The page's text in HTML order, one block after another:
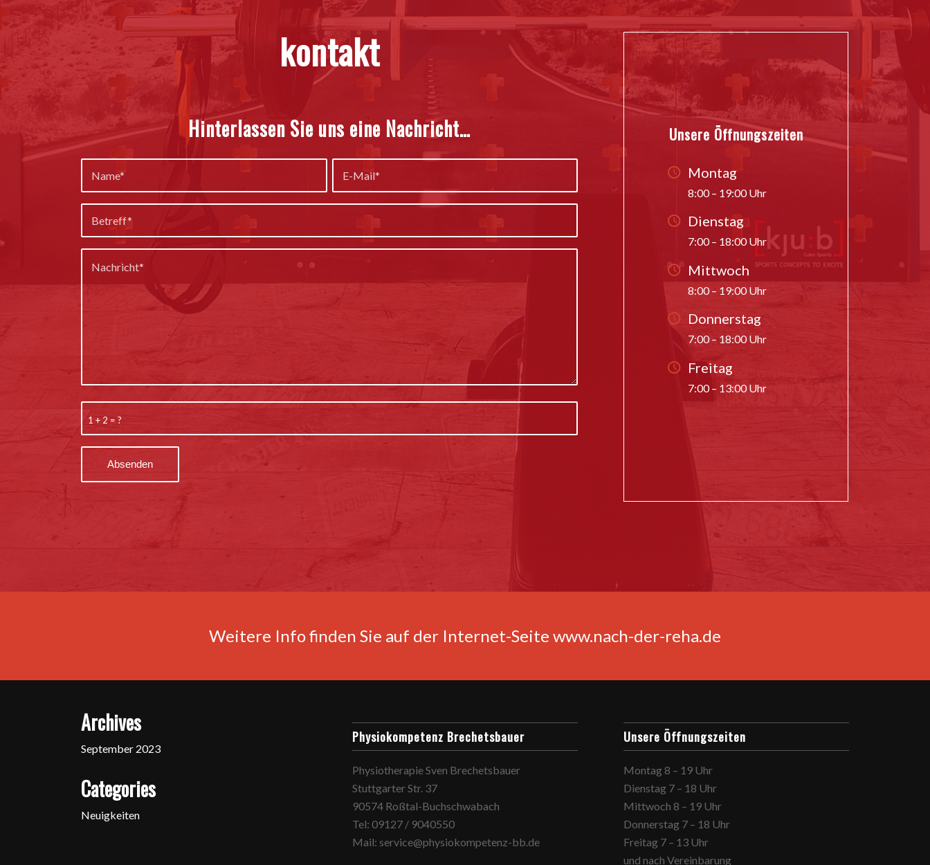
kontakt
Hinterlassen Sie uns eine Nachricht…
1 + 2 = ?
Unsere Öffnungszeiten
Montag
8:00 – 19:00 Uhr
Dienstag
7:00 – 18:00 Uhr
Mittwoch
8:00 – 19:00 Uhr
Donnerstag
7:00 – 18:00 Uhr
Freitag
7:00 – 13:00 Uhr
Weitere Info finden Sie auf der Internet-Seite www.nach-der-reha.de
Archives
September 2023
Categories
Neuigkeiten
Physiokompetenz Brechetsbauer
Physiotherapie Sven Brechetsbauer
Stuttgarter Str. 37
90574 Roßtal-Buchschwabach
Tel: 09127 / 9040550
Mail: service@physiokompetenz-bb.de
Unsere Öffnungszeiten
Montag 8 – 19 Uhr
Dienstag 7 – 18 Uhr
Mittwoch 8 – 19 Uhr
Donnerstag 7 – 18 Uhr
Freitag 7 – 13 Uhr
und nach Vereinbarung